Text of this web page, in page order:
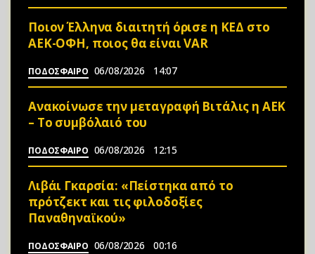
Ποιον Έλληνα διαιτητή όρισε η ΚΕΔ στο
ΑΕΚ-ΟΦΗ, ποιος θα είναι VAR
ΠΟΔΟΣΦΑΙΡΟ 06/08/2026 14:07
Ανακοίνωσε την μεταγραφή Βιτάλις η ΑΕΚ
– Το συμβόλαιό του
ΠΟΔΟΣΦΑΙΡΟ 06/08/2026 12:15
Λιβάι Γκαρσία: «Πείστηκα από το
πρότζεκτ και τις φιλοδοξίες
Παναθηναϊκού»
ΠΟΔΟΣΦΑΙΡΟ 06/08/2026 00:16